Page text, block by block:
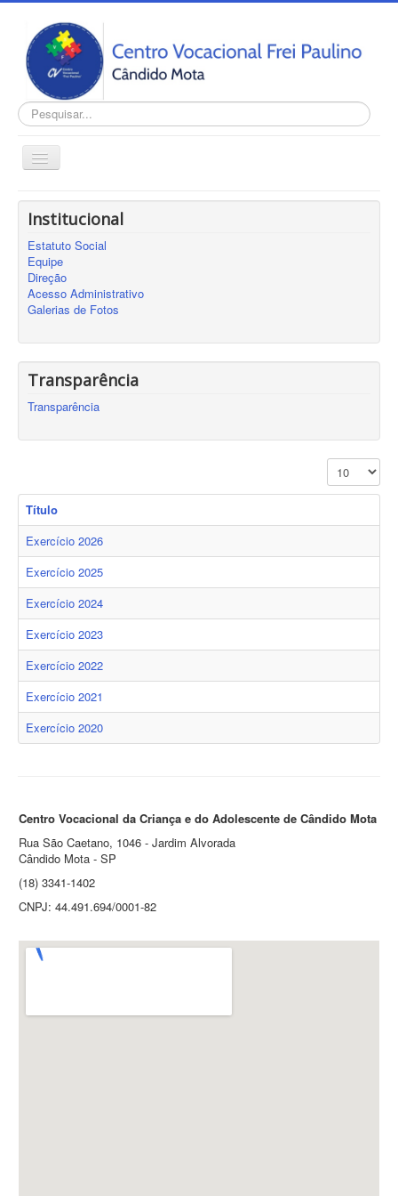
Pesquisar...
Alternar
Navegação
Home
INSTITUCIONAL
Transparência
Notícias
Contato
Cadastro
Sobre
Institucional
Estatuto Social
Equipe
Direção
Acesso Administrativo
Galerias de Fotos
Transparência
Transparência
Exibir #
Título
Exercício 2026
Exercício 2025
Exercício 2024
Exercício 2023
Exercício 2022
Exercício 2021
Exercício 2020
Centro Vocacional da Criança e do Adolescente de Cândido Mota
Rua São Caetano, 1046 - Jardim Alvorada
Cândido Mota - SP
(18) 3341-1402
CNPJ: 44.491.694/0001-82